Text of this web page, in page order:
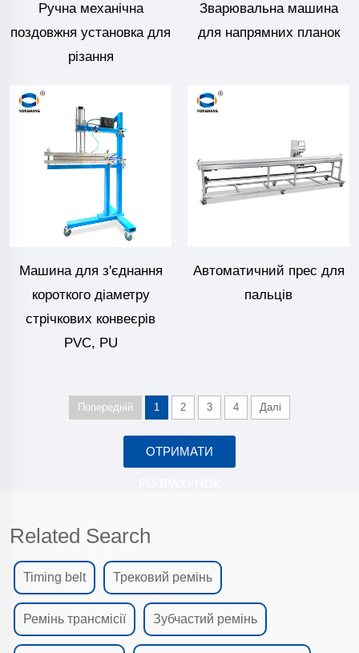
Ручна механічна
поздовжня установка для
різання
Зварювальна машина
для напрямних планок
Машина для з'єднання
короткого діаметру
стрічкових конвеєрів
PVC, PU
Автоматичний прес для
пальців
Попередній 1 2 3 4 Далі
ОТРИМАТИ
Related Search
Timing belt Трековий ремінь
Ремінь трансмісії Зубчастий ремінь